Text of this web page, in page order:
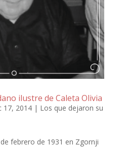
ilustre de Caleta Olivia
17, 2014| Los que dejaron su
febrero de 1931 en Zgornji